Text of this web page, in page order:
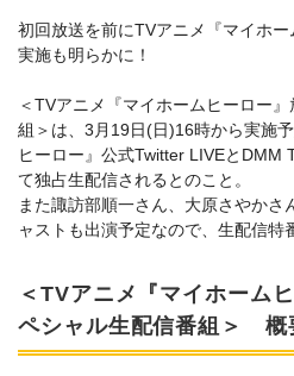
初回放送を前にTVアニメ『マイホ
実施も明らかに！
＜TVアニメ『マイホームヒーロー
組＞は、3月19日(日)16時から実施
ヒーロー』公式Twitter LIVEとDMM
て独占生配信されるとのこと。
また諏訪部順一さん、大原さやかさ
ャストも出演予定なので、生配信特
＜TVアニメ『マイホーム
ペシャル生配信番組＞ 概